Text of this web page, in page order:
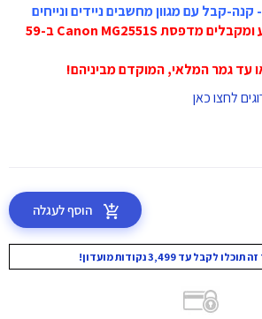
קבל עם מגוון מחשבים ניידים ונייחים
רוכשים מחשב שבמבצע ומקבלים מדפסת Canon MG2551S ב-59
לחצו כאן
הוסף לעגלה
לקבל עד 3,499 נקודות מועדון!